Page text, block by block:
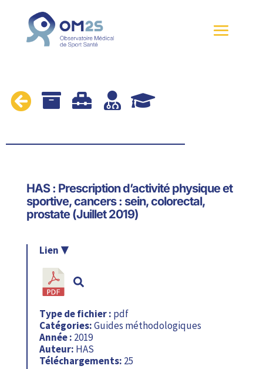
    
HAS : Prescription d’activité physique et
sportive, cancers : sein, colorectal,
prostate (Juillet 2019)
Type de fichier : pdf
Catégories:Guides méthodologiques
Année : 2019
Auteur: HAS
Téléchargements: 25